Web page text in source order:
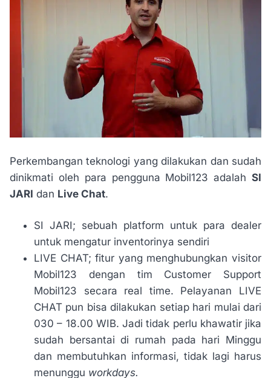
Perkembangan teknologi yang dilakukan dan sudah
dinikmati oleh para pengguna Mobil123 adalah SI
JARI dan Live Chat.
SI JARI; sebuah platform untuk para dealer
untuk mengatur inventorinya sendiri
LIVE CHAT; fitur yang menghubungkan visitor
Mobil123 dengan tim Customer Support
Mobil123 secara real time. Pelayanan LIVE
CHAT pun bisa dilakukan setiap hari mulai dari
030 – 18.00 WIB. Jadi tidak perlu khawatir jika
sudah bersantai di rumah pada hari Minggu
dan membutuhkan informasi, tidak lagi harus
menunggu workdays.